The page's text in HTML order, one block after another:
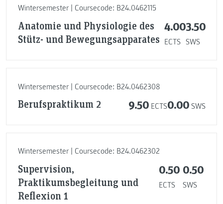
Wintersemester | Coursecode: B24.0462115
Anatomie und Physiologie des
Stütz- und Bewegungsapparates
4.00
ECTS
3.50
SWS
Wintersemester | Coursecode: B24.0462308
Berufspraktikum 2 9.50 ECTS0.00 SWS
Wintersemester | Coursecode: B24.0462302
Supervision,
Praktikumsbegleitung und
Reflexion 1
0.50
ECTS
0.50
SWS